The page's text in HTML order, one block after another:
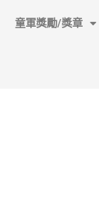
童軍獎勵/獎章